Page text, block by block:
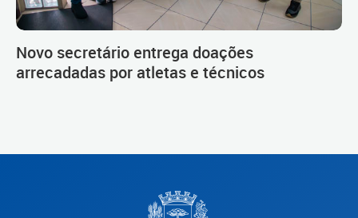
Novo secretário entrega doações
arrecadadas por atletas e técnicos